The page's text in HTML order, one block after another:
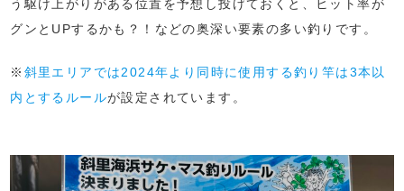
う駆け上がりがある位置を予想し投げておくと、ヒット率が
グンとUPするかも？！などの奥深い要素の多い釣りです。
※ 斜里エリアでは2024年より同時に使用する釣り竿は3本以
内とするルールが設定されています。